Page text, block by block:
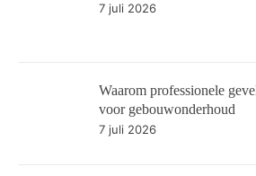
7 juli 2026
Waarom professionele
voor gebouwonderhoud
7 juli 2026